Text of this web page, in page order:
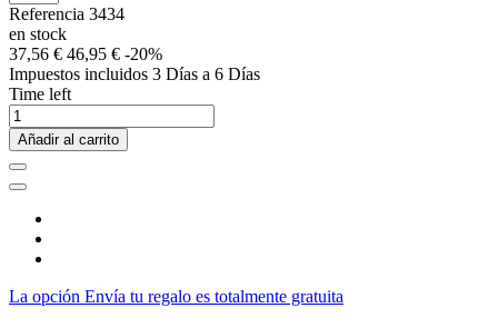
Referencia 3434
en stock
37,56 € 46,95 € -20%
Impuestos incluidos 3 Días a 6 Días
Time left
Añadir al carrito
La opción Envía tu regalo es totalmente gratuita